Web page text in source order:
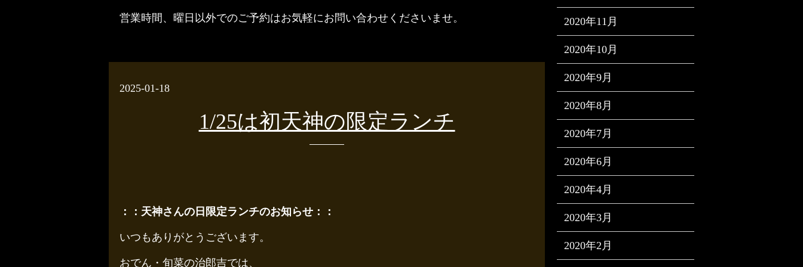
営業時間、曜日以外でのご予約はお気軽にお問い合わせくださいませ。
2025-01-18
1/25は初天神の限定ランチ
：：天神さんの日限定ランチのお知らせ：：
いつもありがとうございます。
おでん・旬菜の治郎吉では、
2020年11月
2020年10月
2020年9月
2020年8月
2020年7月
2020年6月
2020年4月
2020年3月
2020年2月